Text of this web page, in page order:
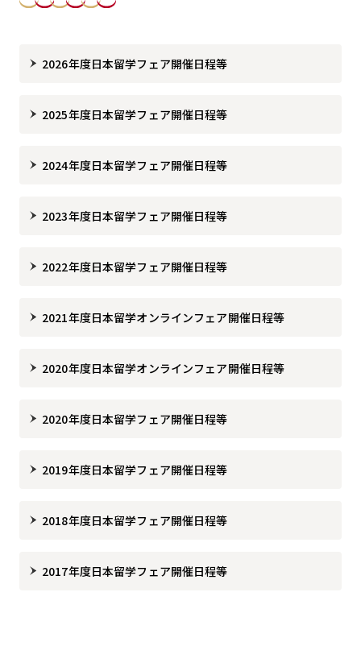
2026年度日本留学フェア開催日程等
2025年度日本留学フェア開催日程等
2024年度日本留学フェア開催日程等
2023年度日本留学フェア開催日程等
2022年度日本留学フェア開催日程等
2021年度日本留学オンラインフェア開催日程等
2020年度日本留学オンラインフェア開催日程等
2020年度日本留学フェア開催日程等
2019年度日本留学フェア開催日程等
2018年度日本留学フェア開催日程等
2017年度日本留学フェア開催日程等